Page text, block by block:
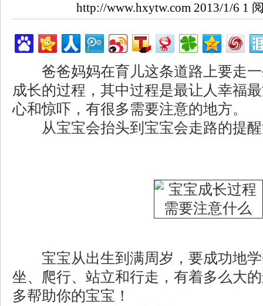
http://www.hxytw.com 2013/1/6 1
爸爸妈妈在育儿这条道路上要走一
成长的过程，其中过程是最让人幸福
心和惊吓，有很多需要注意的地方。
从宝宝会抬头到宝宝会走路的提醒
宝宝从出生到满周岁，要成功地学
坐、爬行、站立和行走，有着多么大
多帮助你的宝宝！